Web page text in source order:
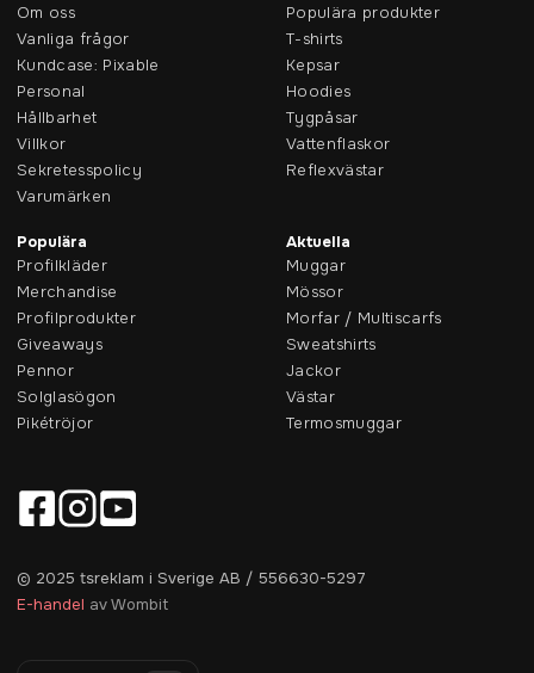
Om oss
Vanliga frågor
Kundcase: Pixable
Personal
Hållbarhet
Villkor
Sekretesspolicy
Varumärken
Populära produkter
T-shirts
Kepsar
Hoodies
Tygpåsar
Vattenflaskor
Reflexvästar
Populära
Profilkläder
Merchandise
Profilprodukter
Giveaways
Pennor
Solglasögon
Pikétröjor
Aktuella
Muggar
Mössor
Morfar / Multiscarfs
Sweatshirts
Jackor
Västar
Termosmuggar
© 2025 tsreklam i Sverige AB / 556630-5297
E-handel av Wombit